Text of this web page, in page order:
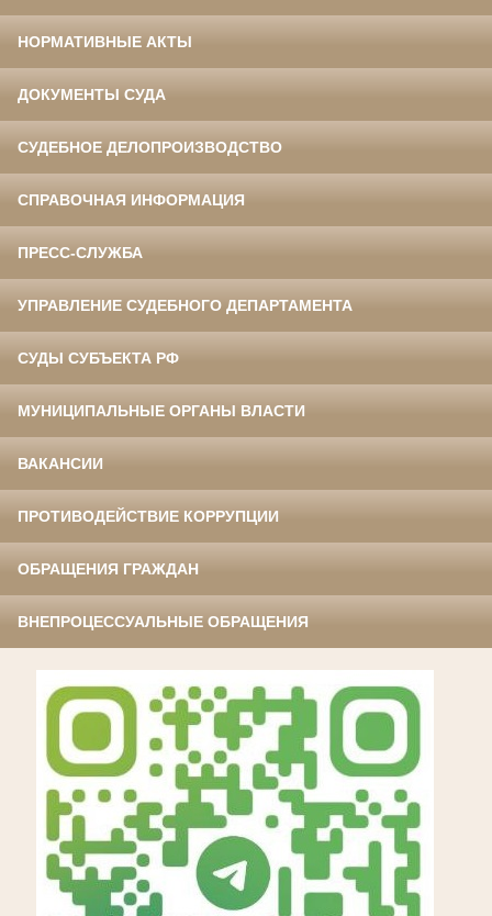
НОРМАТИВНЫЕ АКТЫ
ДОКУМЕНТЫ СУДА
СУДЕБНОЕ ДЕЛОПРОИЗВОДСТВО
СПРАВОЧНАЯ ИНФОРМАЦИЯ
ПРЕСС-СЛУЖБА
УПРАВЛЕНИЕ СУДЕБНОГО ДЕПАРТАМЕНТА
СУДЫ СУБЪЕКТА РФ
МУНИЦИПАЛЬНЫЕ ОРГАНЫ ВЛАСТИ
ВАКАНСИИ
ПРОТИВОДЕЙСТВИЕ КОРРУПЦИИ
ОБРАЩЕНИЯ ГРАЖДАН
ВНЕПРОЦЕССУАЛЬНЫЕ ОБРАЩЕНИЯ